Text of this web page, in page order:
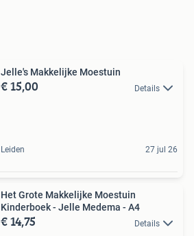
Jelle's Makkelijke Moestuin
€ 15,00 Details
Leiden 27 jul 26
Het Grote Makkelijke Moestuin
Kinderboek - Jelle Medema - A4
€ 14,75 Details